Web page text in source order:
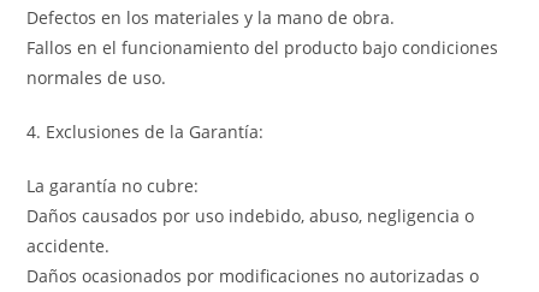
Defectos en los materiales y la mano de obra.
Fallos en el funcionamiento del producto bajo condiciones
normales de uso.
4. Exclusiones de la Garantía:
La garantía no cubre:
Daños causados por uso indebido, abuso, negligencia o
accidente.
Daños ocasionados por modificaciones no autorizadas o